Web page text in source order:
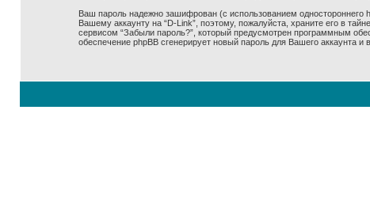
Ваш пароль надежно зашифрован (с использованием одностороннего
Вашему аккаунту на “D-Link”, поэтому, пожалуйста, храните его в
сервисом “Забыли пароль?”, который предусмотрен программным
обеспечение phpBB сгенерирует новый пароль для Вашего аккаунта и